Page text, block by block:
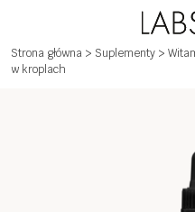
Strona główna > Suplementy >
w kroplach